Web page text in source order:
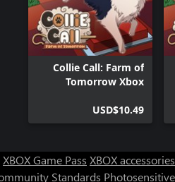
Collie Call: Farm of
Tomorrow Xbox
USD$10.49
XBOX Game Pass XBOX accessories
Standards Photosensitive